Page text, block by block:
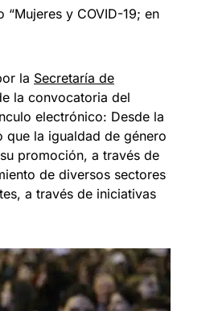
y COVID-19; en
la Secretaría de
la convocatoria del
electrónico: Desde la
que la igualdad de género
promoción, a través de
de diversos sectores
a través de iniciativas